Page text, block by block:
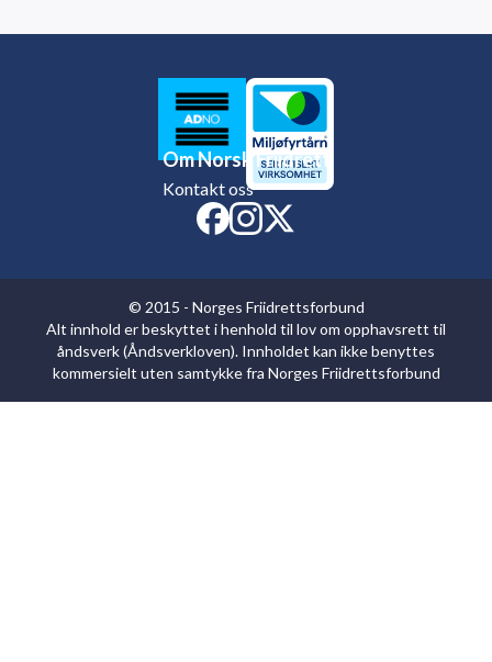
Om Norsk Friidrett
Kontakt oss
© 2015 - Norges Friidrettsforbund
Alt innhold er beskyttet i henhold til lov om opphavsrett til
åndsverk (Åndsverkloven). Innholdet kan ikke benyttes
kommersielt uten samtykke fra Norges Friidrettsforbund